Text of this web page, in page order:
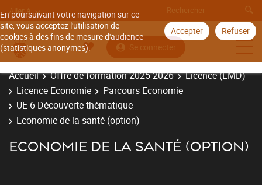
En poursuivant votre navigation sur ce
site, vous acceptez l'utilisation de
cookies à des fins de mesure d'audience
(statistiques anonymes).
Accepter Refuser
Aller à
Se connecter
Accueil Offre de formation 2025-2026
Licence (LMD)
Licence Economie
Parcours Economie
UE 6 Découverte thématique
Economie de la santé (option)
ECONOMIE DE LA SANTÉ (OPTION)